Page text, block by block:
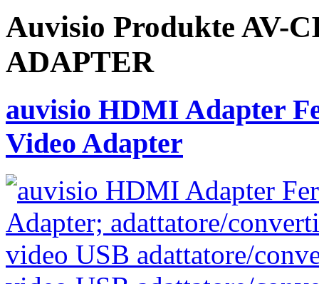
Auvisio Produkte AV-
ADAPTER
auvisio HDMI Adapter
Video Adapter